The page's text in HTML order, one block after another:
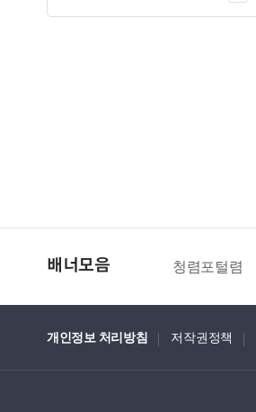
배너모음 청렴포털렴
개인정보 처리방침 저작권정책